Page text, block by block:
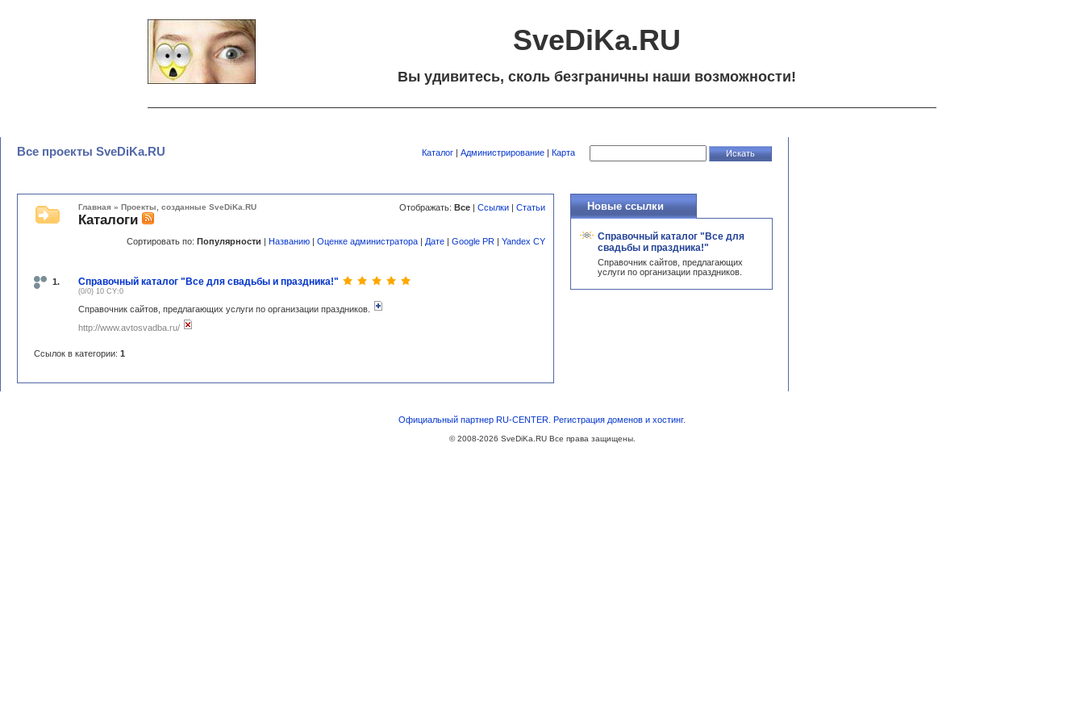
SveDiKa.RU
Вы удивитесь, сколь безграничны наши возможности!
Все проекты SveDiKa.RU Каталог | Администрирование | Карта
Главная » Проекты, созданные SveDiKa.RU Отображать: Все | Ссылки | Статьи
Каталоги
Сортировать по: Популярности | Названию | Оценке администратора | Дате | Google PR | Yandex CY
1. Справочный каталог "Все для свадьбы и праздника!"
(0/0) 10 CY:0
Справочник сайтов, предлагающих услуги по организации праздников.
http://www.avtosvadba.ru/
Ссылок в категории: 1
Новые ссылки
Справочный каталог "Все для
свадьбы и праздника!"
Справочник сайтов, предлагающих
услуги по организации праздников.
Официальный партнер RU-CENTER. Регистрация доменов и хостинг.
© 2008-2026 SveDiKa.RUВсе права защищены.